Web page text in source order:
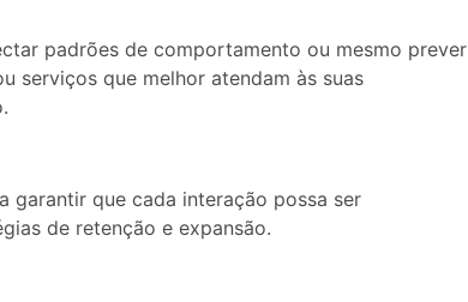
padrões de comportamento ou mesmo prever
serviços que melhor atendam às suas
garantir que cada interação possa ser
de retenção e expansão.